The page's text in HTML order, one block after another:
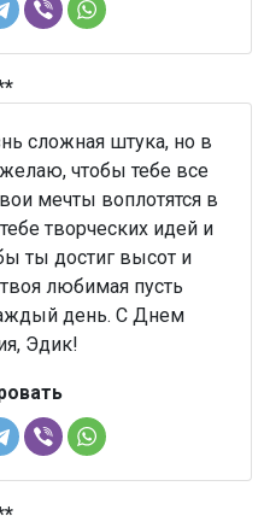
сложная штука, но в
чтобы тебе все
мечты воплотятся в
творческих идей и
ты достиг высот и
любимая пусть
день. С Днем
Эдик!